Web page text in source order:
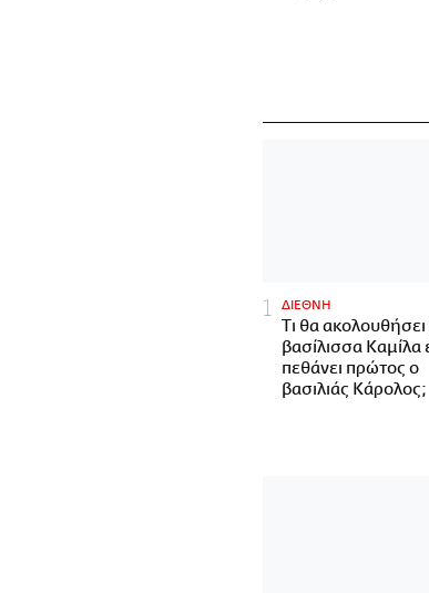
ΔΙΕΘΝΗ
Τι θα ακολουθήσει
βασίλισσα Καμίλα
πεθάνει πρώτος ο
βασιλιάς Κάρολος;